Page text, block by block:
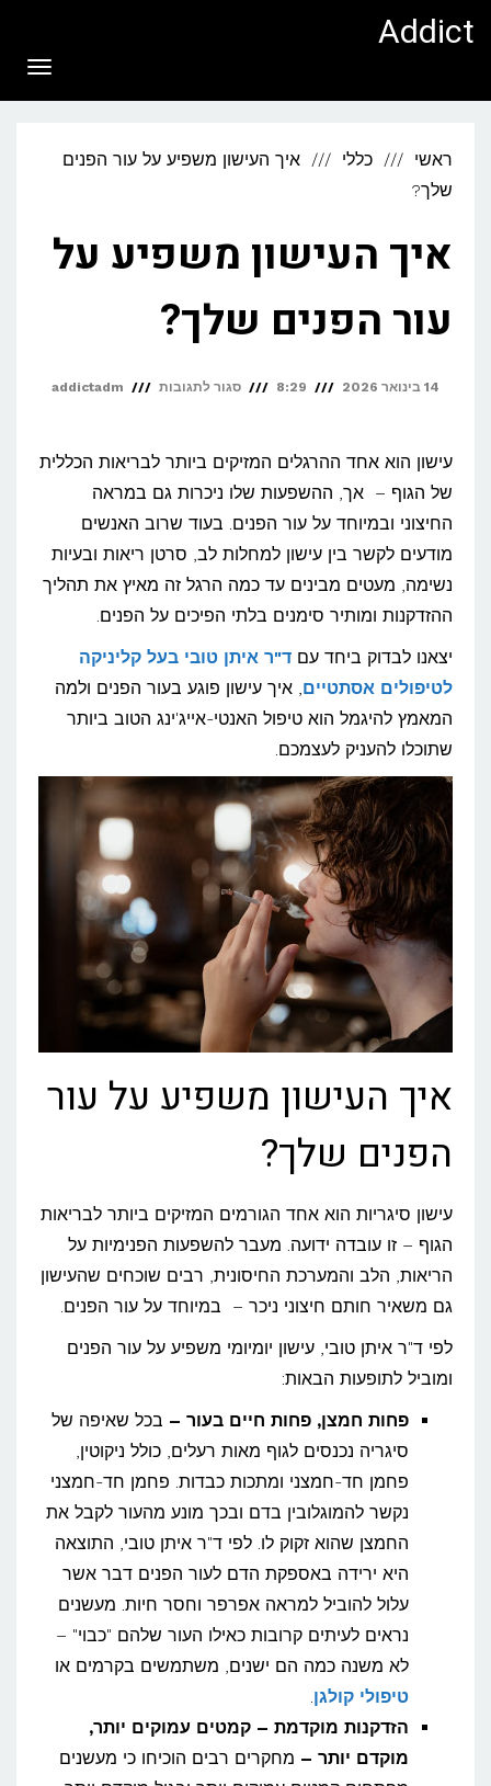
Addict
ראשי כללי
איך העישון משפיע על עור הפנים
שלך?
איך העישון משפיע על
עור הפנים שלך?
14 בינואר 2026 8:29 סגור לתגובות על
העישון
משפיע
על
עור
הפנים
שלך?
addictadm
עישון הוא אחד ההרגלים המזיקים ביותר לבריאות הכללית
של הגוף – אך, ההשפעות שלו ניכרות גם במראה
החיצוני ובמיוחד על עור הפנים. בעוד שרוב האנשים
מודעים לקשר בין עישון למחלות לב, סרטן ריאות ובעיות
נשימה, מעטים מבינים עד כמה הרגל זה מאיץ את תהליך
ההזדקנות ומותיר סימנים בלתי הפיכים על הפנים.
יצאנו לבדוק ביחד עם ד"ר איתן טובי בעל קליניקה
לטיפולים אסתטיים, איך עישון פוגע בעור הפנים ולמה
המאמץ להיגמל הוא טיפול האנטי-אייג'ינג הטוב ביותר
שתוכלו להעניק לעצמכם.
איך העישון משפיע על עור
הפנים שלך?
עישון סיגריות הוא אחד הגורמים המזיקים ביותר לבריאות
הגוף – זו עובדה ידועה. מעבר להשפעות הפנימיות על
הריאות, הלב והמערכת החיסונית, רבים שוכחים שהעישון
גם משאיר חותם חיצוני ניכר – במיוחד על עור הפנים.
לפי ד"ר איתן טובי, עישון יומיומי משפיע על עור הפנים
ומוביל לתופעות הבאות:
פחות חמצן, פחות חיים בעור – בכל שאיפה של
סיגריה נכנסים לגוף מאות רעלים, כולל ניקוטין,
פחמן חד-חמצני ומתכות כבדות. פחמן חד-חמצני
נקשר להמוגלובין בדם ובכך מונע מהעור לקבל את
החמצן שהוא זקוק לו. לפי ד"ר איתן טובי, התוצאה
היא ירידה באספקת הדם לעור הפנים דבר אשר
עלול להוביל למראה אפרפר וחסר חיות. מעשנים
נראים לעיתים קרובות כאילו העור שלהם "כבוי" –
לא משנה כמה הם ישנים, משתמשים בקרמים או
טיפולי קולגן.
הזדקנות מוקדמת – קמטים עמוקים יותר,
מוקדם יותר – מחקרים רבים הוכיחו כי מעשנים